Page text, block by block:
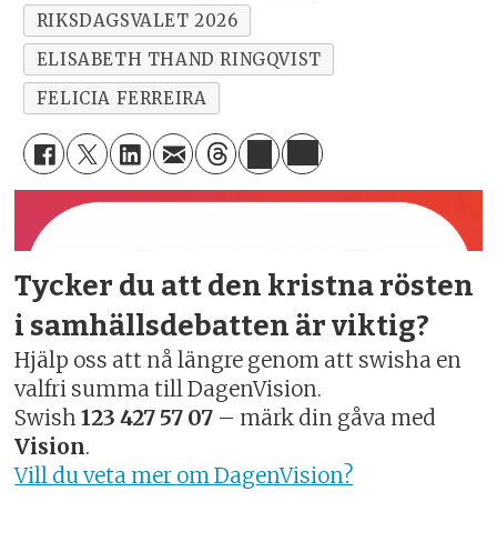
RIKSDAGSVALET 2026
ELISABETH THAND RINGQVIST
FELICIA FERREIRA
Tycker du att den kristna rösten
i samhällsdebatten är viktig?
Hjälp oss att nå längre genom att swisha en
valfri summa till DagenVision.
Swish123 427 57 07 – märk din gåva med
Vision.
Vill du veta mer om DagenVision?